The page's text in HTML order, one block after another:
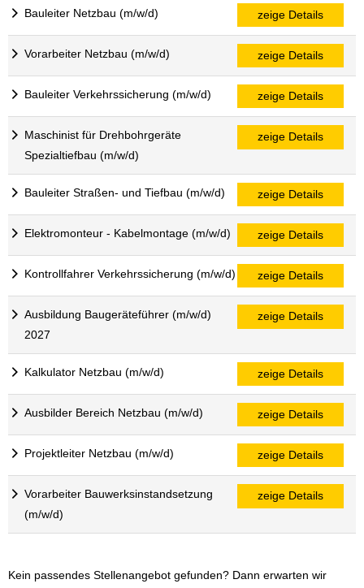
Bauleiter Netzbau (m/w/d) zeige Details
Vorarbeiter Netzbau (m/w/d) zeige Details
Bauleiter Verkehrssicherung (m/w/d) zeige Details
Maschinist für Drehbohrgeräte
Spezialtiefbau (m/w/d)
zeige Details
Bauleiter Straßen- und Tiefbau (m/w/d) zeige Details
Elektromonteur - Kabelmontage (m/w/d) zeige Details
Kontrollfahrer Verkehrssicherung (m/w/d) zeige Details
Ausbildung Baugeräteführer (m/w/d)
2027
zeige Details
Kalkulator Netzbau (m/w/d) zeige Details
Ausbilder Bereich Netzbau (m/w/d) zeige Details
Projektleiter Netzbau (m/w/d) zeige Details
Vorarbeiter Bauwerksinstandsetzung
(m/w/d)
zeige Details
Kein passendes Stellenangebot gefunden? Dann erwarten wir